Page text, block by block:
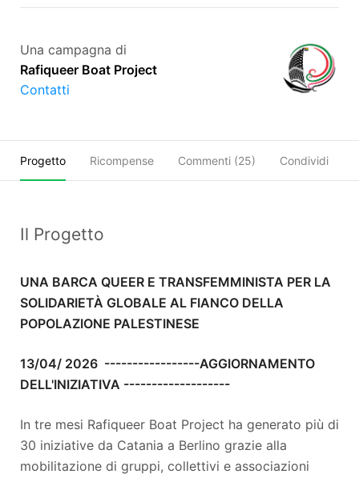
Una campagna di
Rafiqueer Boat Project
Contatti
Progetto Ricompense Commenti (25) Condividi
Il Progetto
UNA BARCA QUEER E TRANSFEMMINISTA PER LA
SOLIDARIETÀ GLOBALE AL FIANCO DELLA
POPOLAZIONE PALESTINESE
13/04/ 2026 -----------------AGGIORNAMENTO
DELL'INIZIATIVA -------------------
In tre mesi Rafiqueer Boat Project ha generato più di
30 iniziative da Catania a Berlino grazie alla
mobilitazione di gruppi, collettivi e associazioni